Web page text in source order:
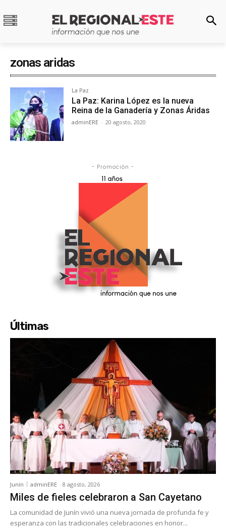
zonas aridas
La Paz
La Paz: Karina López es la nueva
Reina de la Ganadería y Zonas Áridas
adminERE - 20 agosto, 2020
- Promoción -
Últimas
Junín adminERE - 8 agosto, 2026
Miles de fieles celebraron a San Cayetano
La comunidad de Junín vivió una nueva jornada de profunda fe y
esperanza con las tradicionales celebraciones en honor...